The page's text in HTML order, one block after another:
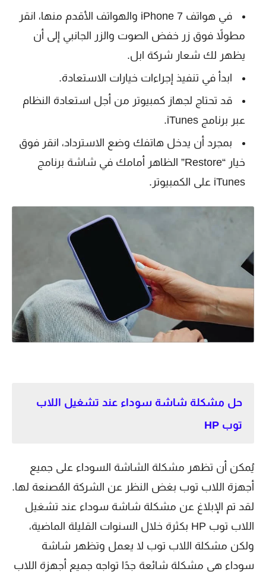
في هواتف iPhone 7 والهواتف الأقدم منها، انقر
مطولاً فوق زر خفض الصوت والزر الجانبي إلى أن
يظهر لك شعار شركة ابل.
ابدأ في تنفيذ إجراءات خيارات الاستعادة.
قد تحتاج لجهاز كمبيوتر من أجل استعادة النظام
عبر برنامج iTunes.
بمجرد أن يدخل هاتفك وضع الاسترداد، انقر فوق
خيار “Restore” الظاهر أمامك في شاشة برنامج
iTunes على الكمبيوتر.
حل مشكلة شاشة سوداء عند تشغيل اللاب
توب HP
يُمكن أن تظهر مشكلة الشاشة السوداء على جميع
أجهزة اللاب توب بغض النظر عن الشركة المُصنعة لها.
لقد تم الإبلاغ عن مشكلة شاشة سوداء عند تشغيل
اللاب توب HP بكثرة خلال السنوات القليلة الماضية،
ولكن مشكلة اللاب توب لا يعمل وتظهر شاشة
سوداء هي مشكلة شائعة جدًا تواجه جميع أجهزة اللاب